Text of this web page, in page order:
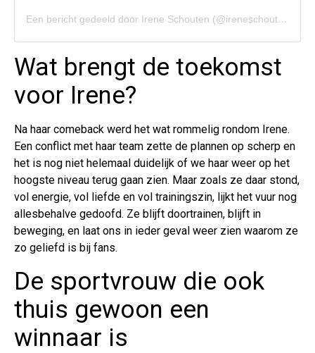
Een bericht gedeeld door Irene Schouten (@ireneschouten1)
Wat brengt de toekomst
voor Irene?
Na haar comeback werd het wat rommelig rondom Irene.
Een conflict met haar team zette de plannen op scherp en
het is nog niet helemaal duidelijk of we haar weer op het
hoogste niveau terug gaan zien. Maar zoals ze daar stond,
vol energie, vol liefde en vol trainingszin, lijkt het vuur nog
allesbehalve gedoofd. Ze blijft doortrainen, blijft in
beweging, en laat ons in ieder geval weer zien waarom ze
zo geliefd is bij fans.
De sportvrouw die ook
thuis gewoon een
winnaar is